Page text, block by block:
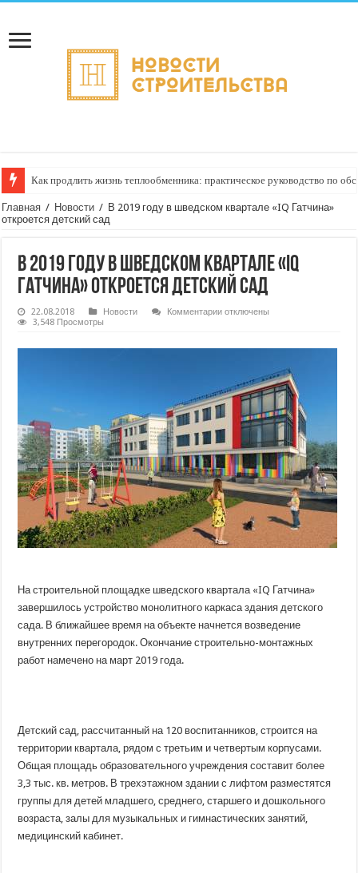
Как продлить жизнь теплообменника: практическое руководство по
Горбыль как дрова: недооценённый ресурс для тепла, экономии и
Главная / Новости / В 2019 году в шведском квартале «IQ Гатчина»
откроется детский сад
В 2019 году в шведском квартале «IQ
Гатчина» откроется детский сад
22.08.2018 Новости Комментариик
квартале
«IQ
Гатчина»
откроется
детский
отключены
3,548 Просмотры
На строительной площадке шведского квартала «IQ Гатчина»
завершилось устройство монолитного каркаса здания детского
сада. В ближайшее время на объекте начнется возведение
внутренних перегородок. Окончание строительно-монтажных
работ намечено на март 2019 года.
Детский сад, рассчитанный на 120 воспитанников, строится на
территории квартала, рядом с третьим и четвертым корпусами.
Общая площадь образовательного учреждения составит более
3,3 тыс. кв. метров. В трехэтажном здании с лифтом разместятся
группы для детей младшего, среднего, старшего и дошкольного
возраста, залы для музыкальных и гимнастических занятий,
медицинский кабинет.